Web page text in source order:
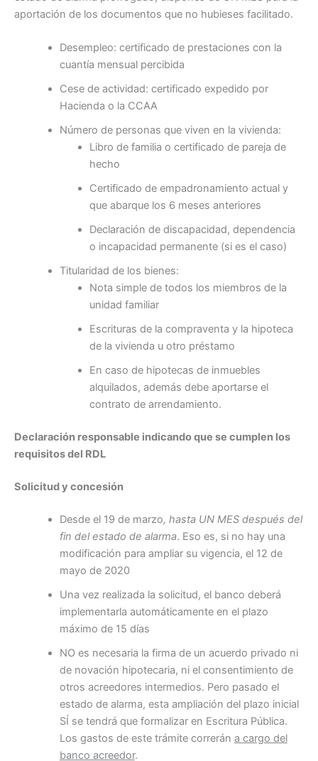
aportación de los documentos que no hubieses facilitado.
Desempleo: certificado de prestaciones con la
cuantía mensual percibida
Cese de actividad: certificado expedido por
Hacienda o la CCAA
Número de personas que viven en la vivienda:
Libro de familia o certificado de pareja de
hecho
Certificado de empadronamiento actual y
que abarque los 6 meses anteriores
Declaración de discapacidad, dependencia
o incapacidad permanente (si es el caso)
Titularidad de los bienes:
Nota simple de todos los miembros de la
unidad familiar
Escrituras de la compraventa y la hipoteca
de la vivienda u otro préstamo
En caso de hipotecas de inmuebles
alquilados, además debe aportarse el
contrato de arrendamiento.
Declaración responsable indicando que se cumplen los
requisitos del RDL
Solicitud y concesión
Desde el 19 de marzo, hasta UN MES después del
fin del estado de alarma. Eso es, si no hay una
modificación para ampliar su vigencia, el 12 de
mayo de 2020
Una vez realizada la solicitud, el banco deberá
implementarla automáticamente en el plazo
máximo de 15 días
NO es necesaria la firma de un acuerdo privado ni
de novación hipotecaria, ni el consentimiento de
otros acreedores intermedios. Pero pasado el
estado de alarma, esta ampliación del plazo inicial
SÍ se tendrá que formalizar en Escritura Pública.
Los gastos de este trámite correrán a cargo del
banco acreedor.